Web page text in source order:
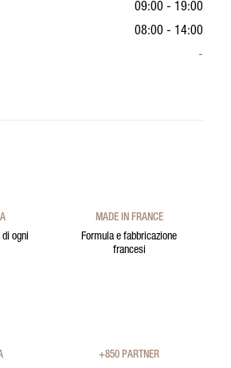
09:00 - 19:00
08:00 - 14:00
-
di ogni
MADE IN FRANCE
Formula e fabbricazione
francesi
+850 PARTNER